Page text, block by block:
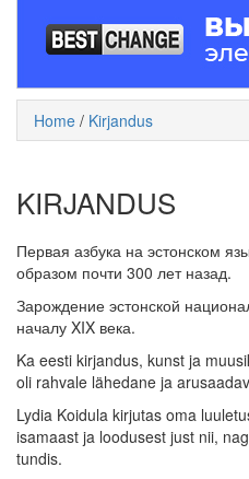
Home / Kirjandus
KIRJANDUS
Первая азбука на эстонском
образом почти 300 лет назад.
Зарождение эстонской
началу XIX века.
Ka eesti kirjandus, kunst ja
oli rahvale lähedane ja
Lydia Koidula kirjutas oma
isamaast ja loodusest just nii,
tundis.